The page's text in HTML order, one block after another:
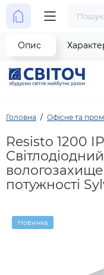
Головна Офісне та
Resisto 1200
потужності
Новинка
Опис